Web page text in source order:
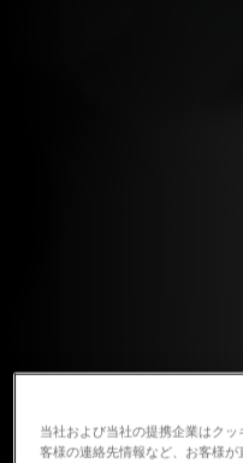
当社および当社の提携企業はク
客様の連絡先情報など、お客様